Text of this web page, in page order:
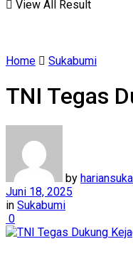
View All Result
Home Sukabumi
TNI Tegas
by
Juni 18, 2025
in Sukabumi
0